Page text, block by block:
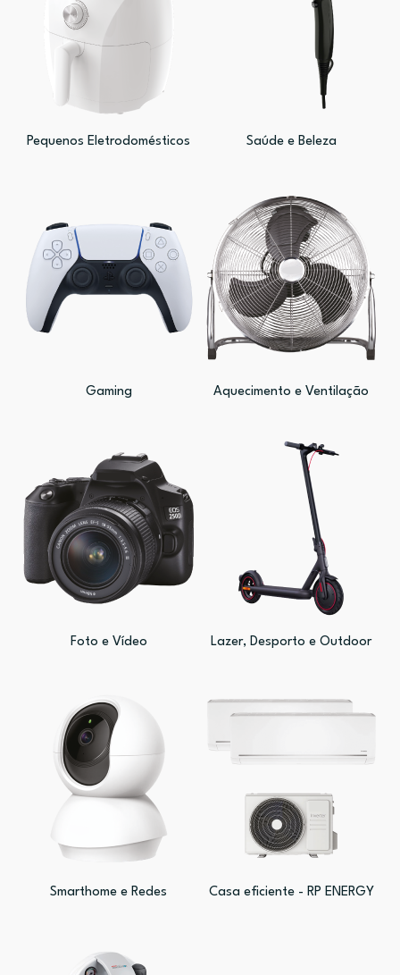
Pequenos Eletrodomésticos Saúde e Beleza
Gaming Aquecimento e Ventilação
Foto e Vídeo Lazer, Desporto e Outdoor
Smarthome e Redes Casa eficiente - RP ENERGY